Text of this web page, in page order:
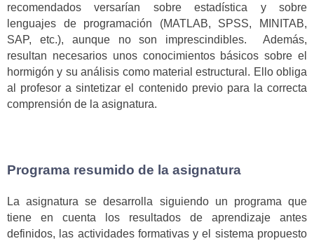
recomendados versarían sobre estadística y sobre
lenguajes de programación (MATLAB, SPSS, MINITAB,
SAP, etc.), aunque no son imprescindibles. Además,
resultan necesarios unos conocimientos básicos sobre el
hormigón y su análisis como material estructural. Ello obliga
al profesor a sintetizar el contenido previo para la correcta
comprensión de la asignatura.
Programa resumido de la asignatura
La asignatura se desarrolla siguiendo un programa que
tiene en cuenta los resultados de aprendizaje antes
definidos, las actividades formativas y el sistema propuesto